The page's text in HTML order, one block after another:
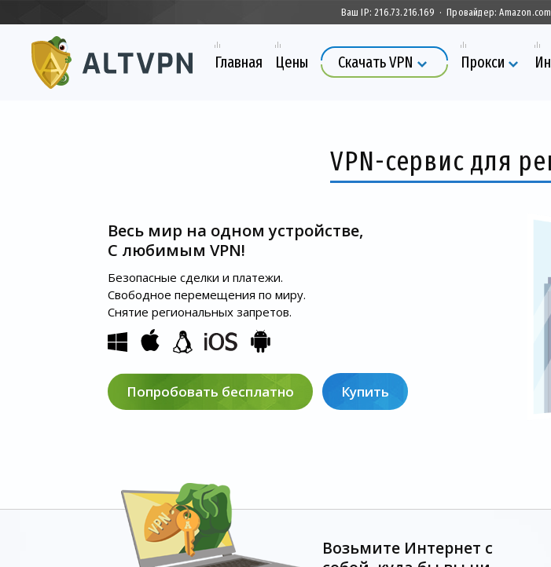
Ваш IP:216.73.216.169 · Провайдер:
Главная Цены Скачать VPN Прокси
VPN-сервис для
Весь мир на одном устройстве,
С любимым VPN!
Безопасные сделки и платежи.
Свободное перемещения по миру.
Снятие региональных запретов.
Попробовать бесплатно Купить
Возьмите Интернет с